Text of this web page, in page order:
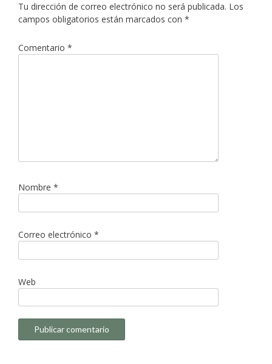
Tu dirección de correo electrónico no será publicada. Los
campos obligatorios están marcados con *
Comentario *
Nombre *
Correo electrónico *
Web